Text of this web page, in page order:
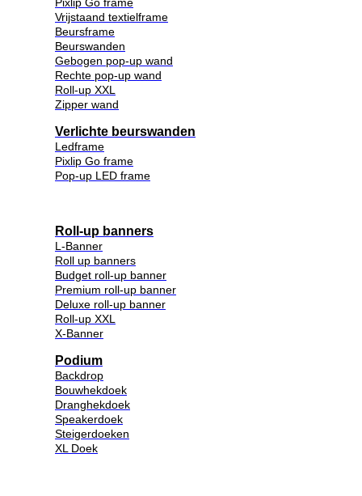
Vrijstaand textielframe
Beursframe
Beurswanden
Gebogen pop-up wand
Rechte pop-up wand
Roll-up XXL
Zipper wand
Verlichte beurswanden
Ledframe
Pixlip Go frame
Pop-up LED frame
Roll-up banners
L-Banner
Roll up banners
Budget roll-up banner
Premium roll-up banner
Deluxe roll-up banner
Roll-up XXL
X-Banner
Podium
Backdrop
Bouwhekdoek
Dranghekdoek
Speakerdoek
Steigerdoeken
XL Doek